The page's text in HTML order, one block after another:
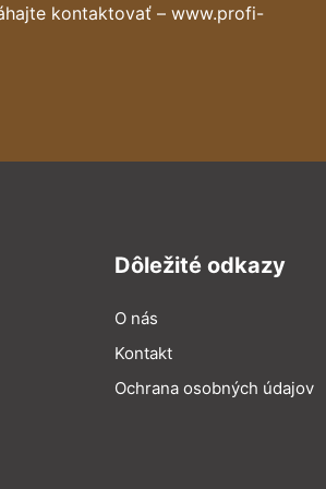
kontaktovať – www.profi-
Dôležité odkazy
O nás
Kontakt
Ochrana osobných údajov